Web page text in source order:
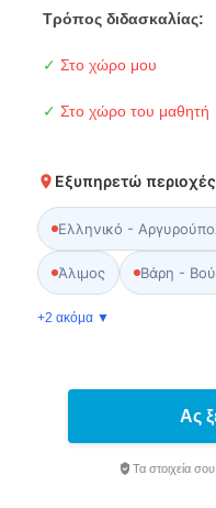
Τρόπος διδασκαλίας:
✓ Στο χώρο μου
✓ Στο χώρο του μαθητή
Εξυπηρετώ
Ελληνικό -
Άλιμος Βάρη -
+2 ακόμα ▼
Ας
Τα στοιχεία